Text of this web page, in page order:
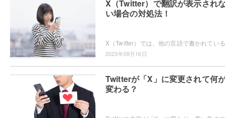
X（Twitter）で翻訳が表示され
い場合の対処法！
2023年09月16日
Twitterが「X」に変更されて何
変わる？